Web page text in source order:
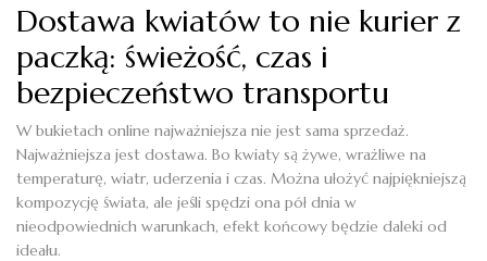
Dostawa kwiatów to nie kurier z
paczką: świeżość, czas i
bezpieczeństwo transportu
W bukietach online najważniejsza nie jest sama sprzedaż.
Najważniejsza jest dostawa. Bo kwiaty są żywe, wrażliwe na
temperaturę, wiatr, uderzenia i czas. Można ułożyć najpiękniejszą
kompozycję świata, ale jeśli spędzi ona pół dnia w
nieodpowiednich warunkach, efekt końcowy będzie daleki od
ideału.